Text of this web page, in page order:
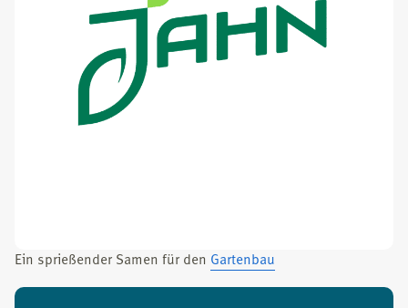
Ein sprie­ßen­der Samen für den Gar­ten­bau